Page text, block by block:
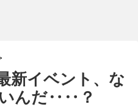
新イベント、な
んだ‥‥？